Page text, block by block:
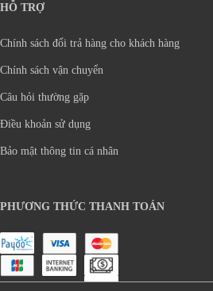
HỖ TRỢ
Chính sách đổi trả hàng cho khách hàng
Chính sách vận chuyển
Câu hỏi thường gặp
Điều khoản sử dụng
Bảo mật thông tin cá nhân
PHƯƠNG THỨC THANH TOÁN